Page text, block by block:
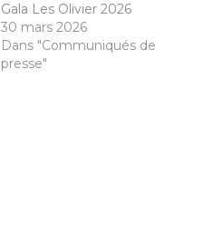
Gala Les Olivier 2026
30 mars 2026
Dans "Communiqués de
presse"